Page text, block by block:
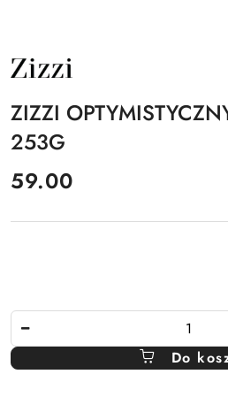
NAZWA
PRODUCENTA:
ZIZZI
253G
cena:
59.00
Do